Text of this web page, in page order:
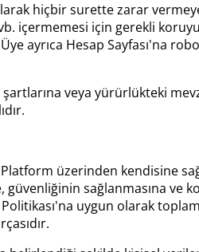
hiçbir surette zarar
içermemesi için gerekli
ayrıca Hesap Sayfası'na
veya yürürlükteki
üzerinden kendisine
sağlanmasına ve
uygun olarak